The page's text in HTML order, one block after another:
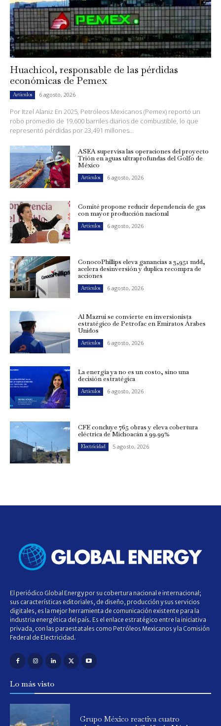
Huachicol, responsable de las pérdidas
económicas de Pemex
Artículos 6 agosto, 2026
Por Itzel Alaniz En 2025, Petróleos Mexicanos (Pemex) reportó un
robo promedio de 19,600 barriles diarios de combustible, lo que
representó pérdidas por 23,491 millones...
ASEA supervisa las operaciones del proyecto
Trión en aguas ultraprofundas del Golfo de
México
Artículos 6 agosto, 2026
Comité propone reducir dependencia de gas
con mayor producción nacional
Artículos 6 agosto, 2026
ConocoPhillips eleva ganancias a 3,951 mdd,
acelera desinversión y duplica recompra de
acciones
Artículos 6 agosto, 2026
Al Mazrui se convierte en inversionista
estratégico de Petrofac en Emiratos Árabes
Unidos
Artículos 6 agosto, 2026
La energía ya no es un costo, sino una
decisión estratégica
Artículos 6 agosto, 2026
CFE concluye 765 obras y eleva cobertura
eléctrica de Michoacán a 99.99%
Electricidad 5 agosto, 2026
El periódico Global Energy por su cobertura nacional e internacional;
sus características editoriales, de diseño, producción y sus servicios
digitales, es la mejor herramienta de comunicación existente para la
industria energética del país. Es el enlace estratégico entre la iniciativa
privada, con las paraestatales como Petróleos Mexicanos y la Comisión
Federal de Electricidad.
Lo más visto
Grupo México reactiva cuatro